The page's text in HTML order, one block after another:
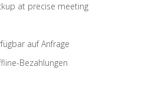
at precise meeting
auf Anfrage
Bezahlungen